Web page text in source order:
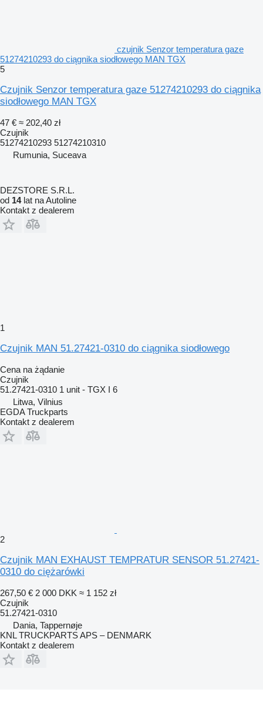
czujnik Senzor temperatura gaze
51274210293 do ciągnika siodłowego MAN TGX
5
Czujnik Senzor temperatura gaze 51274210293 do ciągnika
siodłowego MAN TGX
47 € ≈ 202,40 zł
Czujnik
51274210293 51274210310
Rumunia, Suceava
DEZSTORE S.R.L.
od 14lat na Autoline
Kontakt z dealerem
1
Czujnik MAN 51.27421-0310 do ciągnika siodłowego
Cena na żądanie
Czujnik
51.27421-0310 1 unit - TGX I 6
Litwa, Vilnius
EGDA Truckparts
Kontakt z dealerem
2
Czujnik MAN EXHAUST TEMPRATUR SENSOR 51.27421-
0310 do ciężarówki
267,50 € 2 000 DKK ≈ 1 152 zł
Czujnik
51.27421-0310
Dania, Tappernøje
KNL TRUCKPARTS APS – DENMARK
Kontakt z dealerem